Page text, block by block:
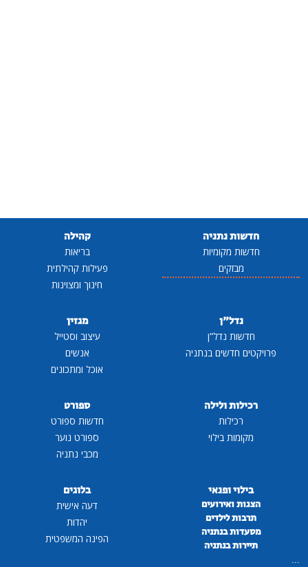
חדשות נתניה
חדשות מקומיות
מבזקים
קהילה
בריאות
פעילות קהילתית
חינוך ומצוינות
נדל"ן
חדשות נדל"ן
פרויקטים חדשים בנתניה
מגזין
עיצוב וסטייל
אנשים
אוכל ומתכונים
רכילות ולילה
רכילות
מקומות בילוי
ספורט
חדשות ספורט
ספורט נוער
מכבי נתניה
בילוי ופנאי
הצגות ואירועים
תרבות לילדים
מסעדות בנתניה
תיירות בנתניה
...
בלוגים
דעה אישית
יהדות
הפינה המשפטית